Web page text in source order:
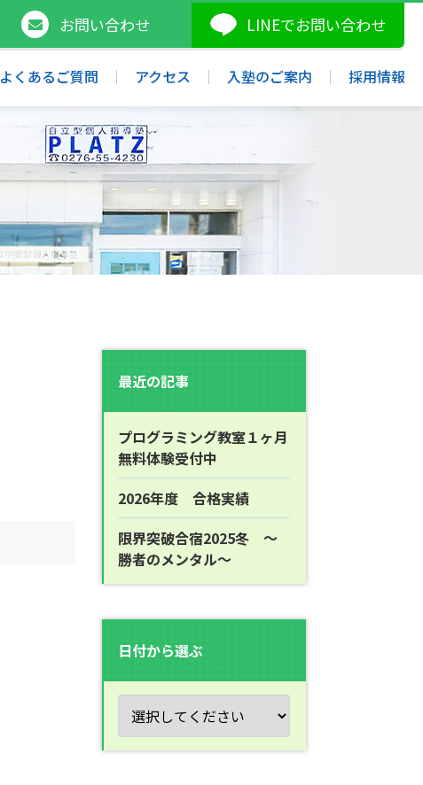
お問い合わせ LINEでお問い合わせ
よくあるご質問 アクセス 入塾のご案内 採用情報
最近の記事
プログラミング教室１ヶ月
無料体験受付中
2026年度 合格実績
限界突破合宿2025冬 ～
勝者のメンタル～
日付から選ぶ